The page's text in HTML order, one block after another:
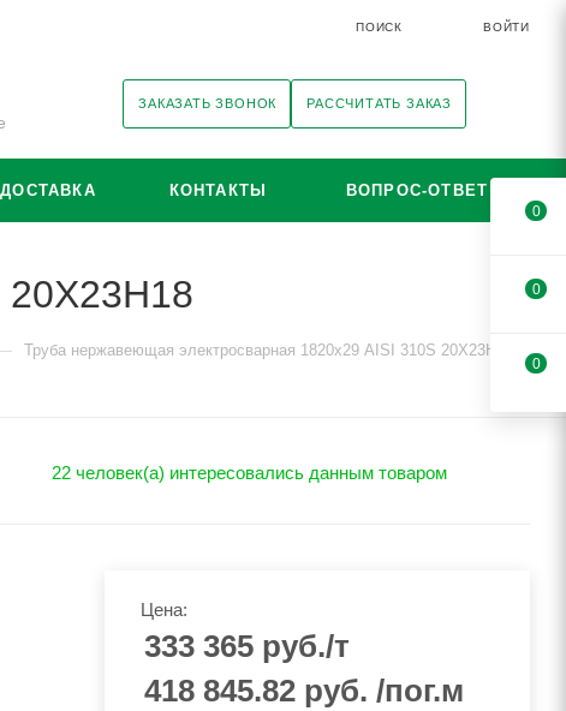
ПОИСК ВОЙТИ
ЗАКАЗАТЬ ЗВОНОК РАССЧИТАТЬ ЗАКАЗ
ДОСТАВКА КОНТАКТЫ ВОПРОС-ОТВЕТ
20Х23Н18
Труба нержавеющая электросварная 1820х29 AISI 310S 20Х23Н18
22 человек(а) интересовались данным товаром
Цена:
333 365руб./т
418 845.82 руб. /пог.м
0
0
0